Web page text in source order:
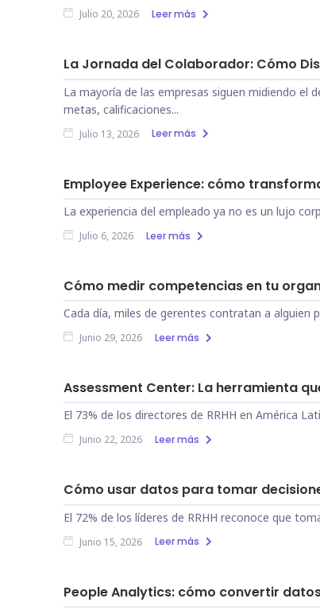
Julio 20, 2026 Leer más
La Jornada del Colaborador: Cómo
La mayoría de las empresas siguen midiendo el
metas, calificaciones...
Julio 13, 2026 Leer más
Employee Experience: cómo
La experiencia del empleado ya no es un lujo
Julio 6, 2026 Leer más
Cómo medir competencias en tu
Cada día, miles de gerentes contratan a alguien
Junio 29, 2026 Leer más
Assessment Center: La herramienta
El 73% de los directores de RRHH en América
Junio 22, 2026 Leer más
Cómo usar datos para tomar
El 72% de los líderes de RRHH reconoce que
Junio 15, 2026 Leer más
People Analytics: cómo convertir